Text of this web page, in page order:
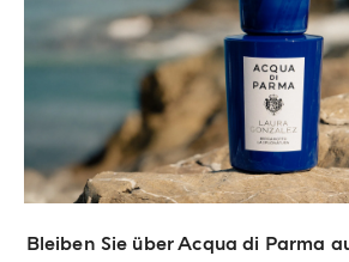
Bleiben Sie über Acqua di Parma